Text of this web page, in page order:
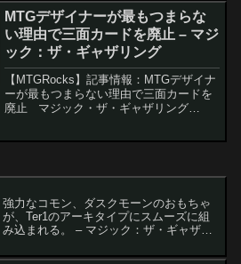
たちは新たなカード公開シーズ...
MTGデザイナーが最もつまらな
い理由で三面カードを廃止 – マジ
ック：ザ・ギャザリング
【MTGRocks】記事情報：MTGデザイナ
ーが最もつまらない理由で三面カードを
廃止 マジック・ザ・ギャザリング
強力なコモン、ダスクモーンのおもちゃ
が、Ter1のアーキタイプにスムーズに組
み込まれる。 – マジック：ザ・ギャザリ